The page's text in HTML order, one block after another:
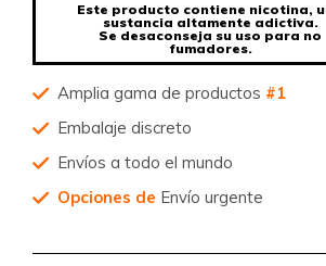
Este producto contiene nicotina,
sustancia altamente adictiva.
Se desaconseja su uso para no
fumadores.
Amplia gama de productos #1
Embalaje discreto
Envíos a todo el mundo
Opciones de Envío urgente